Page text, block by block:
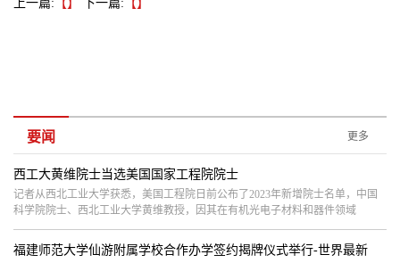
上一篇: 【】 下一篇: 【】
要闻 更多
西工大黄维院士当选美国国家工程院院士
记者从西北工业大学获悉，美国工程院日前公布了2023年新增院士名单，中国
科学院院士、西北工业大学黄维教授，因其在有机光电子材料和器件领域
福建师范大学仙游附属学校合作办学签约揭牌仪式举行-世界最新